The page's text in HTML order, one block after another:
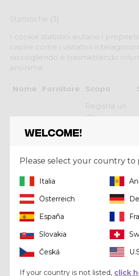
Statistiche (3)
I cookie statistici aiutano i
capire come i visitatori
raccogliendo e trasmettendo
anonima.
Nome Fornitore Scopo
_ga Google
Registra un
ID univoco
dati statistici
su come il
visitatore
utilizza il sito
internet.
_gat Google
Utilizzato da
Google
Analytics
Welcome!
Please select your country to
Italia
Österreich
España
Slovakia
Česká
If your country is not listed, click